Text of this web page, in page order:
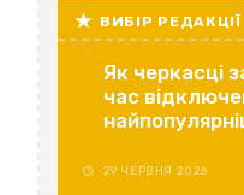
ВИБІР РЕДАКЦІЇ
Як черкасці
час
29 ЧЕРВНЯ 2026